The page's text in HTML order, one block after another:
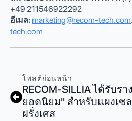
+49 211546922292
อีเมล:marketing@recom-tech.com.
tech.com
โพสต์ก่อนหน้า
RECOM-SILLIA ได้รับร
ยอดนิยม" สําหรับแผงเซ
ฝรั่งเศส